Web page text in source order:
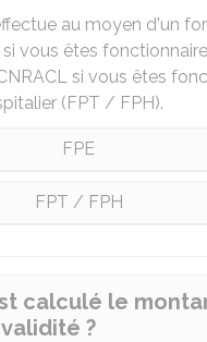
au moyen d'un
si vous êtes
si vous êtes
(FPT / FPH).
FPE
FPT / FPH
calculé le
?